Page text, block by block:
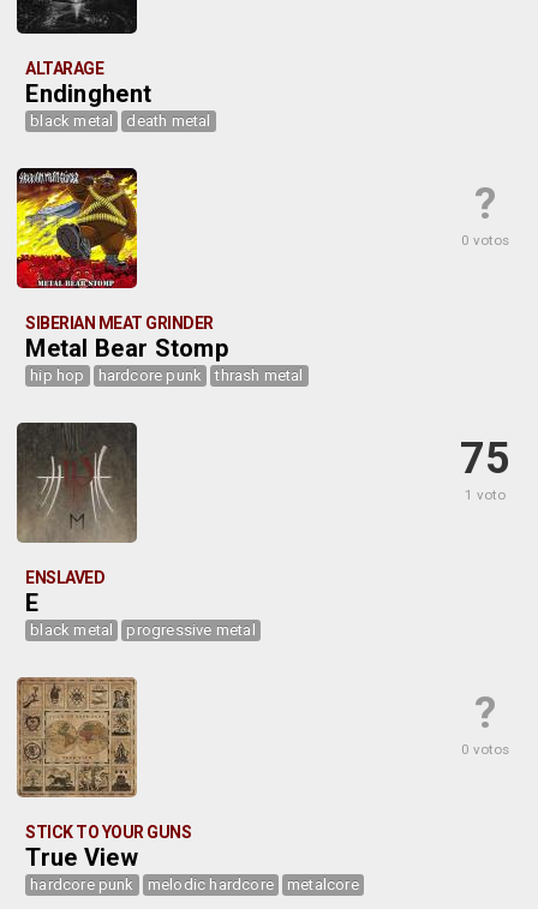
ALTARAGE
Endinghent
black metal death metal
?
0 votos
SIBERIAN MEAT GRINDER
Metal Bear Stomp
hip hop hardcore punk thrash metal
75
1 voto
ENSLAVED
E
black metal progressive metal
?
0 votos
STICK TO YOUR GUNS
True View
hardcore punk melodic hardcore metalcore